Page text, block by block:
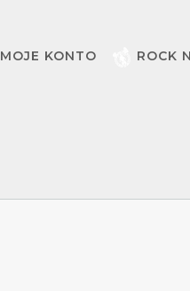
MOJE KONTO ROCK